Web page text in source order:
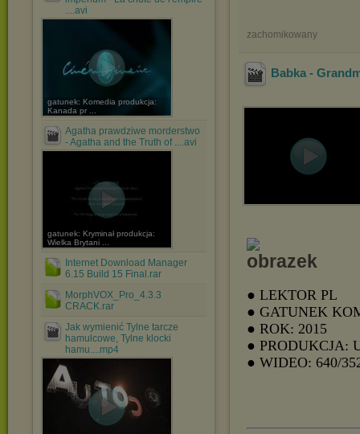
....avi
gatunek: Komedia produkcja:
Kanada pr ...
Agatha prawdziwe morderstwo
- Agatha and the Truth of ....avi
gatunek: Kryminał produkcja:
Wielka Brytani ...
Internet Download Manager
6.15 Build 15 Final.rar
MorphVOX_Pro_4.3.3
CRACK.rar
Jak wymienić Tylne tarcze
hamulcowe, Tylne klocki
hamu....mp4
zachomikowany
Babka -
● LEKTOR PL
● GATUNEK
● ROK: 2015
● PRODUKCJA:
● WIDEO: 640/